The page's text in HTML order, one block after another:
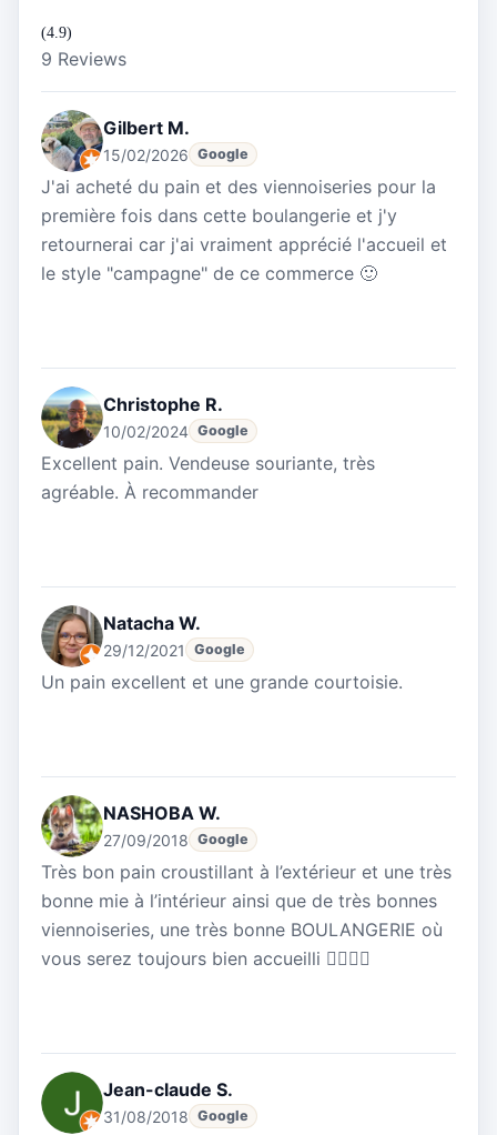
(4.9)
9 Reviews
Gilbert M.
15/02/2026 Google
J'ai acheté du pain et des viennoiseries pour la
première fois dans cette boulangerie et j'y
retournerai car j'ai vraiment apprécié l'accueil et
le style "campagne" de ce commerce 🙂
Christophe R.
10/02/2024 Google
Excellent pain. Vendeuse souriante, très
agréable. À recommander
Natacha W.
29/12/2021 Google
Un pain excellent et une grande courtoisie.
NASHOBA W.
27/09/2018 Google
Très bon pain croustillant à l’extérieur et une très
bonne mie à l’intérieur ainsi que de très bonnes
viennoiseries, une très bonne BOULANGERIE où
vous serez toujours bien accueilli 👍🏻👍🏻
Jean-claude S.
31/08/2018 Google